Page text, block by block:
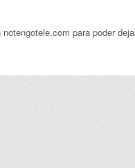
para poder